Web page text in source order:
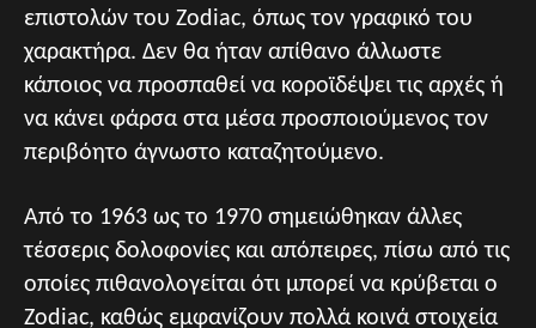
επιστολών του Zodiac, όπως τον γραφικό του
χαρακτήρα. Δεν θα ήταν απίθανο άλλωστε
κάποιος να προσπαθεί να κοροϊδέψει τις αρχές ή
να κάνει φάρσα στα μέσα προσποιούμενος τον
περιβόητο άγνωστο καταζητούμενο.
Από το 1963 ως το 1970 σημειώθηκαν άλλες
τέσσερις δολοφονίες και απόπειρες, πίσω από τις
οποίες πιθανολογείται ότι μπορεί να κρύβεται ο
Zodiac, καθώς εμφανίζουν πολλά κοινά στοιχεία